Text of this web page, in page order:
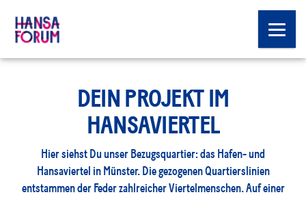
DEIN PROJEKT IM
HANSAVIERTEL
Hier siehst Du unser Bezugsquartier: das Hafen- und
Hansaviertel in Münster. Die gezogenen Quartierslinien
entstammen der Feder zahlreicher Viertelmenschen. Auf einer